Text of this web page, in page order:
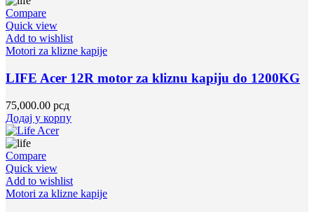
Compare
Quick view
Add to wishlist
Motori za klizne kapije
LIFE Acer 12R motor za kliznu kapiju do 1200KG
75,000.00 рсд
Додај у корпу
Compare
Quick view
Add to wishlist
Motori za klizne kapije